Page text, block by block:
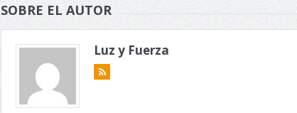
SOBRE EL AUTOR
Luz y Fuerza